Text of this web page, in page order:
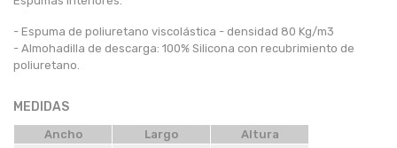
- Espuma de poliuretano viscolástica - densidad 80 Kg/m3
- Almohadilla de descarga: 100% Silicona con recubrimiento de
poliuretano.
MEDIDAS
Ancho Largo
Altura